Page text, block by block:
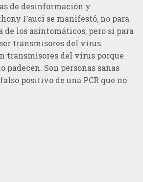
de desinformación y
Fauci se manifestó, no para
los asintomáticos, pero si para
transmisores del virus.
transmisores del virus porque
padecen. Son personas sanas
positivo de una PCR que no